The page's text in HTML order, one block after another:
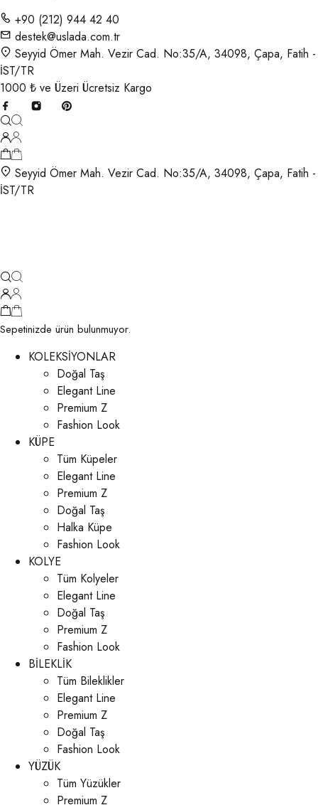
+90 (212) 944 42 40
destek@uslada.com.tr
Seyyid Ömer Mah. Vezir Cad. No:35/A, 34098, Çapa, Fatih -
İST/TR
1000 ₺ ve Üzeri Ücretsiz Kargo
Seyyid Ömer Mah. Vezir Cad. No:35/A, 34098, Çapa, Fatih -
İST/TR
Sepetinizde ürün bulunmuyor.
KOLEKSİYONLAR
Doğal Taş
Elegant Line
Premium Z
Fashion Look
KÜPE
Tüm Küpeler
Elegant Line
Premium Z
Doğal Taş
Halka Küpe
Fashion Look
KOLYE
Tüm Kolyeler
Elegant Line
Doğal Taş
Premium Z
Fashion Look
BİLEKLİK
Tüm Bileklikler
Elegant Line
Premium Z
Doğal Taş
Fashion Look
YÜZÜK
Tüm Yüzükler
Premium Z